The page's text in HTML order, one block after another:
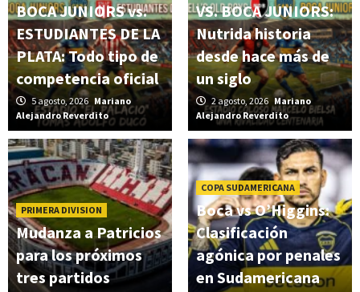
BOCA JUNIORS vs.
ESTUDIANTES DE LA
PLATA: Todo tipo de
competencia oficial
5 agosto, 2026 Mariano
Alejandro Reverdito
VS. BOCA JUNIORS:
Nutrida historia
desde hace más de
un siglo
2 agosto, 2026 Mariano
Alejandro Reverdito
PRIMERA DIVISION
Mudanza a Patricios
para los próximos
tres partidos
COPA SUDAMERICANA
Boca vs O’Higgins:
Clasificación
agónica por penales
en Sudamericana